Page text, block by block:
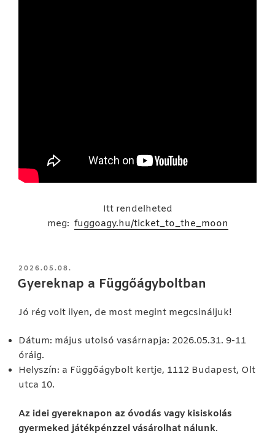
Itt rendelheted
meg: fuggoagy.hu/ticket_to_the_moon
BEKÜLDVE:
2026.05.08.
Gyereknap a Függőágyboltban
Jó rég volt ilyen, de most megint megcsináljuk!
Dátum: május utolsó vasárnapja: 2026.05.31. 9-11
óráig.
Helyszín: a Függőágybolt kertje, 1112 Budapest, Olt
utca 10.
Az idei gyereknapon az óvodás vagy kisiskolás
gyermeked játékpénzzel vásárolhat nálunk.